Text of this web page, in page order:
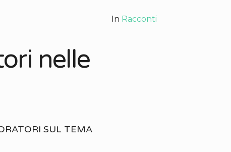
In Racconti
nelle
SUL TEMA